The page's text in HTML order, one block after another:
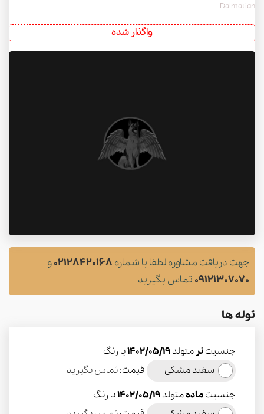
Dalmatian
واگذار شده
جهت دریافت مشاوره لطفا با شماره 02128420168و
09121307070 تماس بگیرید
توله ها
جنسیتنرمتولد1402/05/19با رنگ
سفید مشکی
قیمت:تماس بگیرید
جنسیتمادهمتولد1402/05/19با رنگ